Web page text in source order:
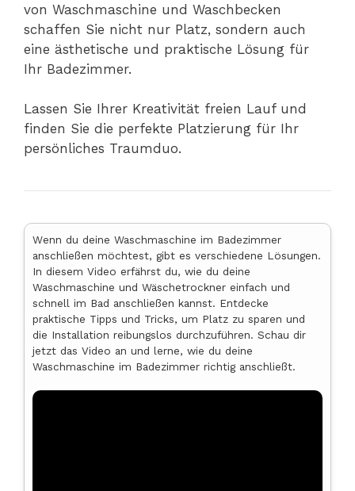
von Waschmaschine und Waschbecken
schaffen Sie nicht nur Platz, sondern auch
eine ästhetische und praktische Lösung für
Ihr Badezimmer.
Lassen Sie Ihrer Kreativität freien Lauf und
finden Sie die perfekte Platzierung für Ihr
persönliches Traumduo.
Wenn du deine Waschmaschine im Badezimmer
anschließen möchtest, gibt es verschiedene Lösungen.
In diesem Video erfährst du, wie du deine
Waschmaschine und Wäschetrockner einfach und
schnell im Bad anschließen kannst. Entdecke
praktische Tipps und Tricks, um Platz zu sparen und
die Installation reibungslos durchzuführen. Schau dir
jetzt das Video an und lerne, wie du deine
Waschmaschine im Badezimmer richtig anschließt.